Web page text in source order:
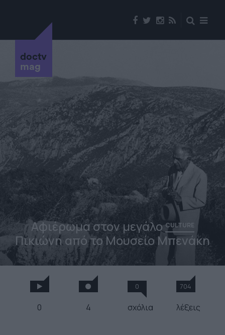
doctv
mag
Αφιέρωμα στον μεγάλοCULTURE
Πικιώνη από το Μουσείο Μπενάκη
0 4
0
σχόλια
704
λέξεις